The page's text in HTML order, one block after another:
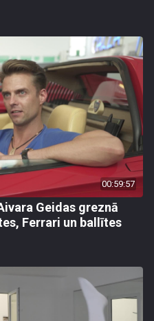
00:59:57
Geidas greznā
Ferrari un ballītes